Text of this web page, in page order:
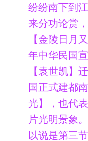
纷纷南下到
来分功论赏
【金陵日月
年中华民国
【袁世凯】
国正式建都
光】，也代
片光明景象
以说是第三